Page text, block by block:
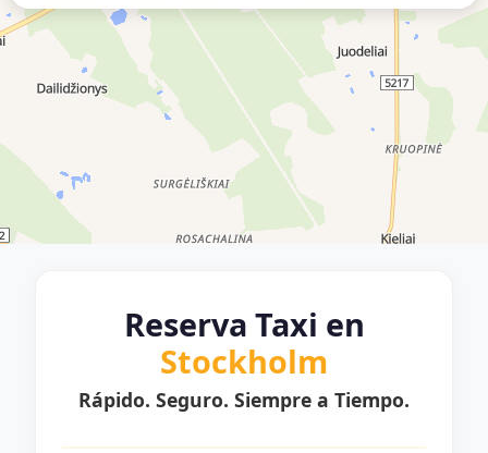
Reserva Taxi en
Stockholm
Rápido. Seguro. Siempre a Tiempo.